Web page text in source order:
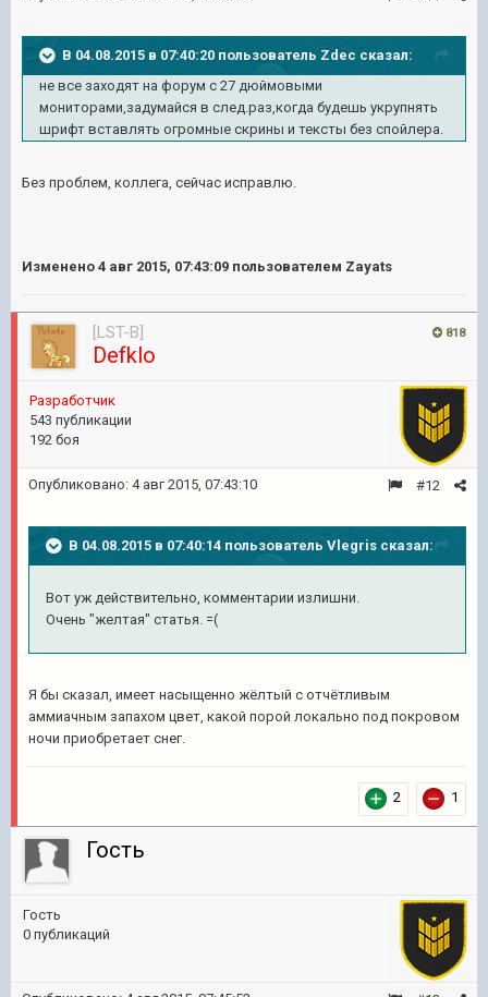
В 04.08.2015 в 07:40:20 пользователь Zdec сказал:
не все заходят на форум с 27 дюймовыми
мониторами,задумайся в след.раз,когда будешь укрупнять
шрифт вставлять огромные скрины и тексты без спойлера.
Без проблем, коллега, сейчас исправлю.
Изменено 4 авг 2015, 07:43:09 пользователем Zayats
818
[LST-B]
Defklo
Разработчик
543 публикации
192 боя
#12
Опубликовано: 4 авг 2015, 07:43:10
В 04.08.2015 в 07:40:14 пользователь Vlegris сказал:
Вот уж действительно, комментарии излишни.
Очень "желтая" статья. =(
Я бы сказал, имеет насыщенно жёлтый с отчётливым
аммиачным запахом цвет, какой порой локально под покровом
ночи приобретает снег.
2 1
Гость
Гость
0 публикаций